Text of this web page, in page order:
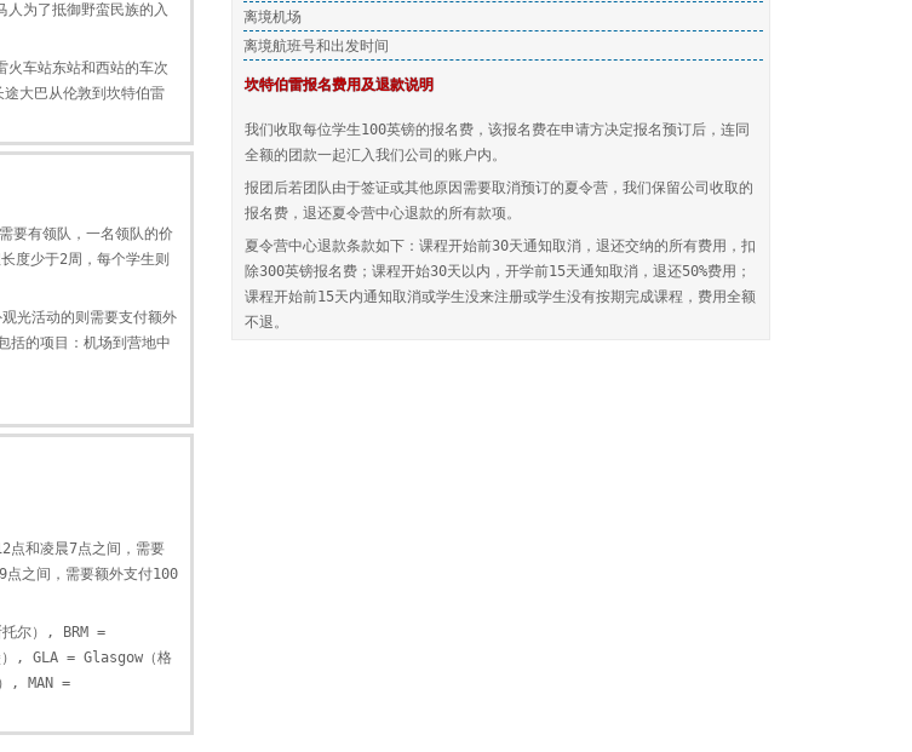
人为了抵御野蛮民族的入
火车站东站和西站的车次
大巴从伦敦到坎特伯雷
要有领队，一名领队的价
度少于2周，每个学生则
光活动的则需要支付额外
括的项目：机场到营地中
点和凌晨7点之间，需要
点之间，需要额外支付100
尔）, BRM =
, GLA = Glasgow（格
, MAN =
离境机场
离境航班号和出发时间
坎特伯雷报名费用及退款说明
我们收取每位学生100英镑的报名费，该报名费在申请方决定报名预订后，连同
全额的团款一起汇入我们公司的账户内。
报团后若团队由于签证或其他原因需要取消预订的夏令营，我们保留公司收取的
报名费，退还夏令营中心退款的所有款项。
夏令营中心退款条款如下：课程开始前30天通知取消，退还交纳的所有费用，扣
除300英镑报名费；课程开始30天以内，开学前15天通知取消，退还50%费用；
课程开始前15天内通知取消或学生没来注册或学生没有按期完成课程，费用全额
不退。